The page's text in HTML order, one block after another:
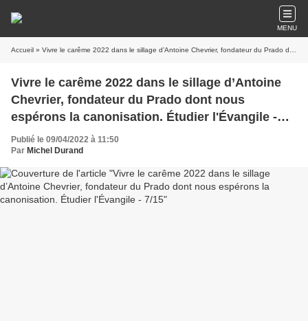
MENU
Accueil » Vivre le carême 2022 dans le sillage d’Antoine Chevrier, fondateur du Prado dont nous espérons la canonisation. Étudier l'Évangile - 7/15
Vivre le carême 2022 dans le sillage d’Antoine
Chevrier, fondateur du Prado dont nous
espérons la canonisation. Étudier l'Évangile -
7/15
Publié le 09/04/2022 à 11:50
Par Michel Durand